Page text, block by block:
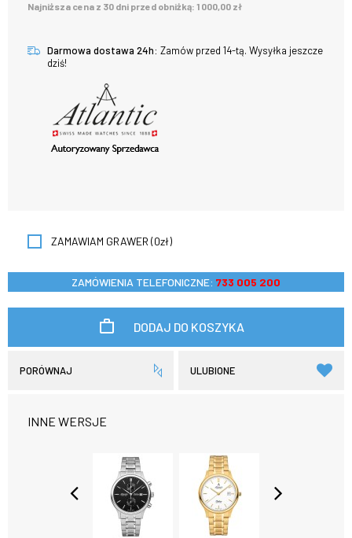
Najniższa cena z 30 dni przed obniżką: 1 000,00 zł
Darmowa dostawa 24h: Zamów przed 14-tą. Wysyłka jeszcze
dziś!
ZAMAWIAM GRAWER (0zł)
ZAMÓWIENIA TELEFONICZNE: 733 005 200
DODAJ DO KOSZYKA
PORÓWNAJ ULUBIONE
INNE WERSJE